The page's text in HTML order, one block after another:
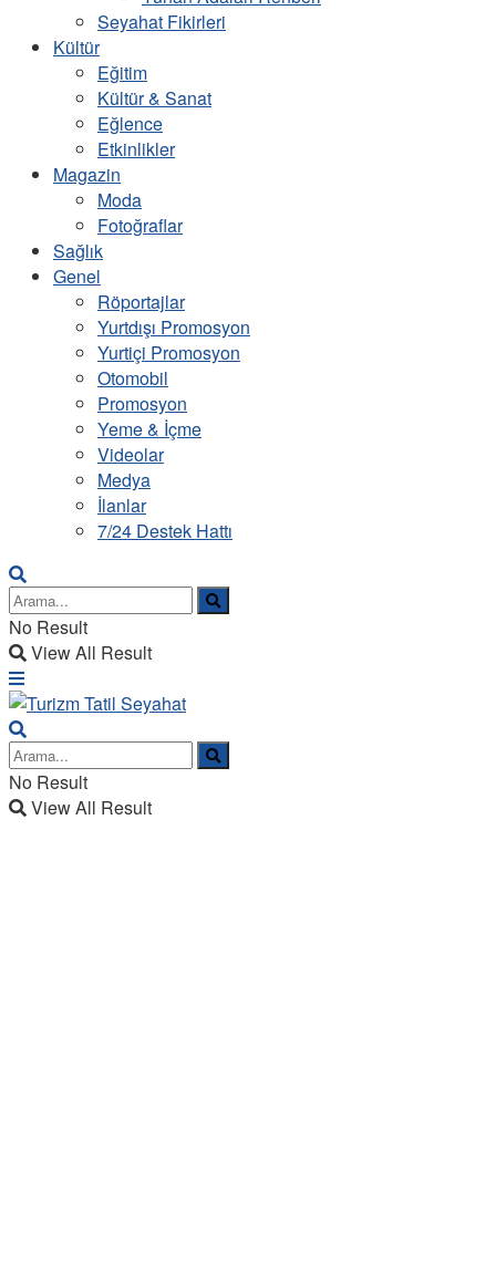
Seyahat Fikirleri
Kültür
Eğitim
Kültür & Sanat
Eğlence
Etkinlikler
Magazin
Moda
Fotoğraflar
Sağlık
Genel
Röportajlar
Yurtdışı Promosyon
Yurtiçi Promosyon
Otomobil
Promosyon
Yeme & İçme
Videolar
Medya
İlanlar
7/24 Destek Hattı
No Result
View All Result
No Result
View All Result